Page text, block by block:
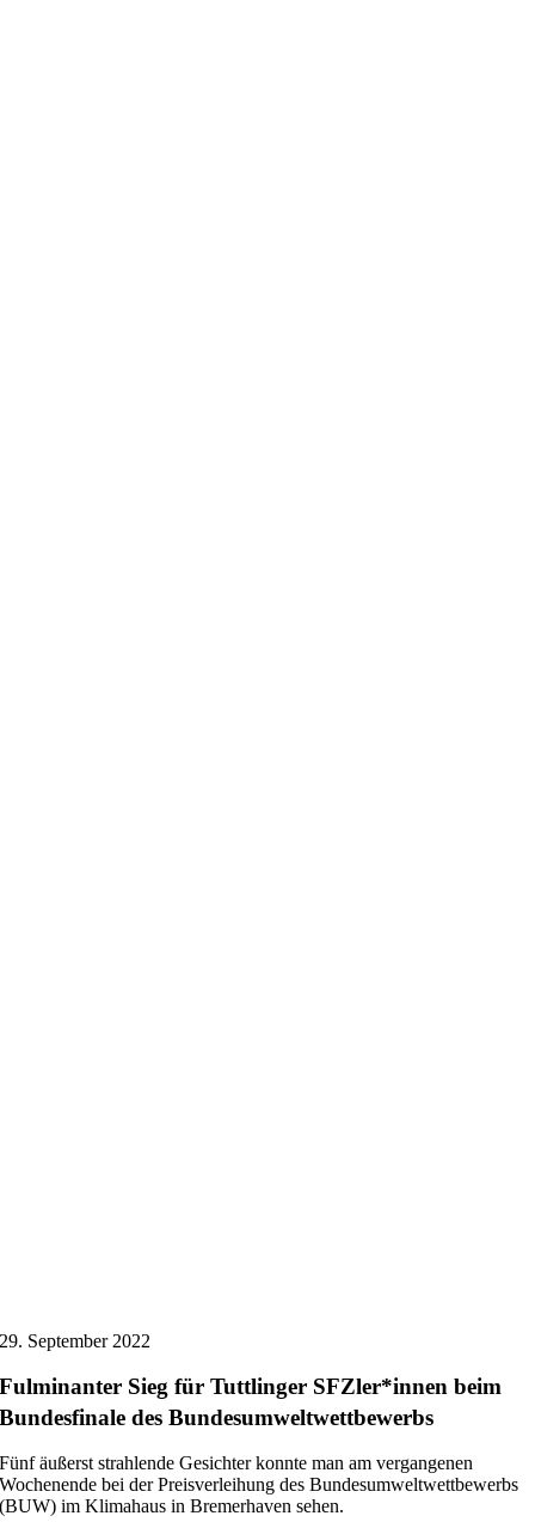
29. September 2022
Fulminanter Sieg für Tuttlinger SFZler*innen beim
Bundesfinale des Bundesumweltwettbewerbs
Fünf äußerst strahlende Gesichter konnte man am vergangenen
Wochenende bei der Preisverleihung des Bundesumweltwettbewerbs
(BUW) im Klimahaus in Bremerhaven sehen.